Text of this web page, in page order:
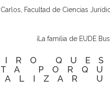
Carlos, Facultad de Ciencias
¡La familia de EUDE